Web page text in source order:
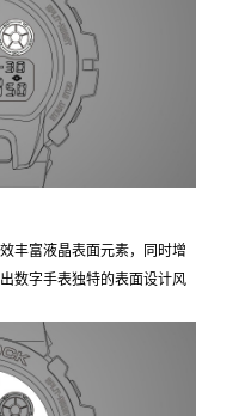
丰富液晶表面元素，同时增
数字手表独特的表面设计风